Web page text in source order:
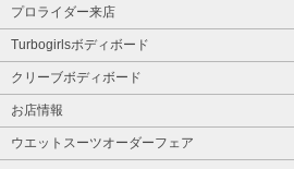
プロライダー来店
Turbogirlsボディボード
クリーブボディボード
お店情報
ウエットスーツオーダーフェア